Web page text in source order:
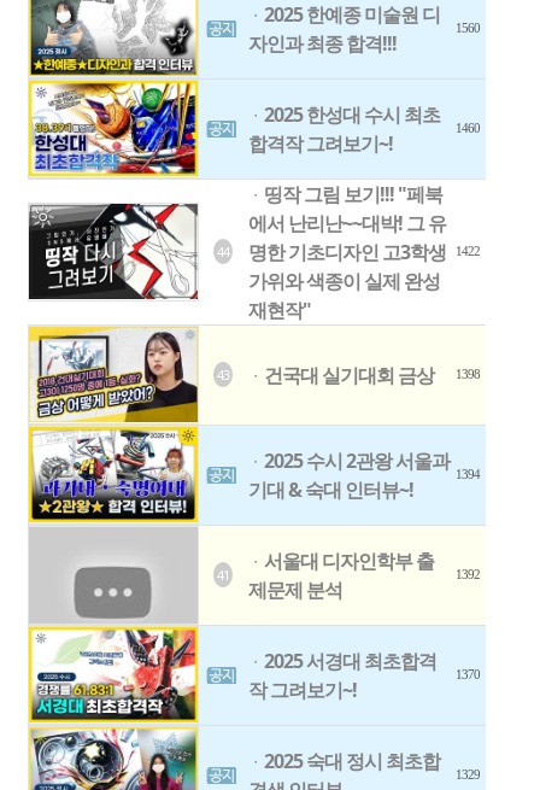
ㆍ 2025 한예종 미술원 디
자인과 최종 합격!!!
1560
ㆍ 2025 한성대 수시 최초
합격작 그려보기~!
1460
44
ㆍ 띵작 그림 보기!!! "페북
에서 난리난~~대박! 그 유
명한 기초디자인 고3학생
가위와 색종이 실제 완성
재현작"
1422
43 ㆍ 건국대 실기대회 금상 1398
ㆍ 2025 수시 2관왕 서울과
기대 & 숙대 인터뷰~!
1394
41
ㆍ 서울대 디자인학부 출
제문제 분석
1392
ㆍ 2025 서경대 최초합격
작 그려보기~!
1370
ㆍ 2025 숙대 정시 최초합
1329